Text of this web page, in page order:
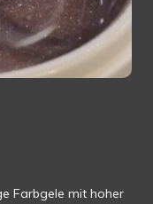
Farbgele mit hoher